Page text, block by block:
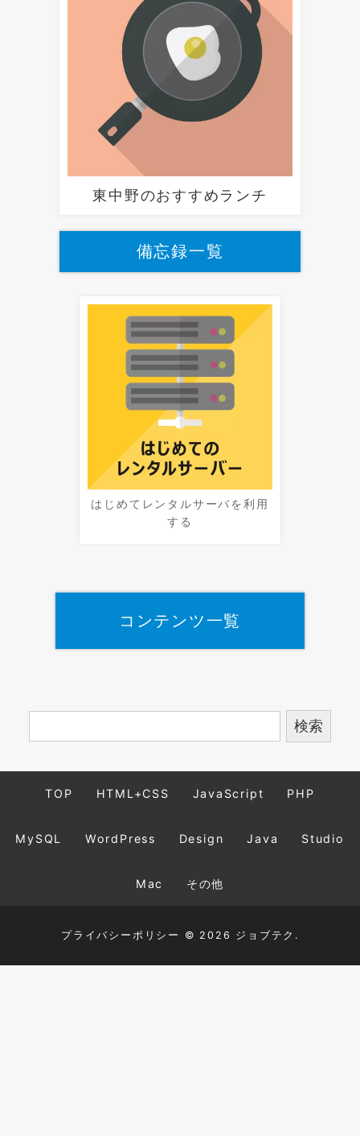
東中野のおすすめランチ
備忘録一覧
はじめてレンタルサーバを利用
する
コンテンツ一覧
TOP HTML+CSS JavaScript PHP
MySQL WordPress Design Java Studio
Mac その他
プライバシーポリシー © 2026 ジョブテク.